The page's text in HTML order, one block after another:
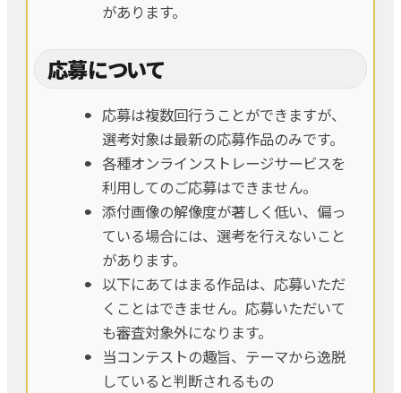
があります。
応募について
応募は複数回行うことができますが、
選考対象は最新の応募作品のみです。
各種オンラインストレージサービスを
利用してのご応募はできません。
添付画像の解像度が著しく低い、偏っ
ている場合には、選考を行えないこと
があります。
以下にあてはまる作品は、応募いただ
くことはできません。応募いただいて
も審査対象外になります。
当コンテストの趣旨、テーマから逸脱
していると判断されるもの